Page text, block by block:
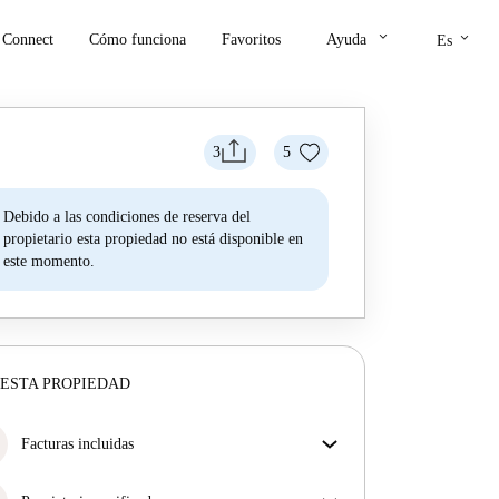
Connect Cómo funciona Favoritos Ayuda keyboard_arrow_down Es keyboard_arrow_down
3 5
Debido a las condiciones de reserva del
propietario esta propiedad no está disponible en
este momento.
PROPIEDAD
Facturas incluidas